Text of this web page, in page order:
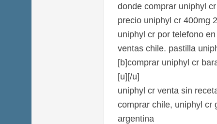
donde comprar uniphyl
precio uniphyl cr 400mg
uniphyl cr por telefono
ventas chile. pastilla
[b]comprar uniphyl cr
[u][/u]
uniphyl cr venta sin
comprar chile, uniphyl cr
argentina